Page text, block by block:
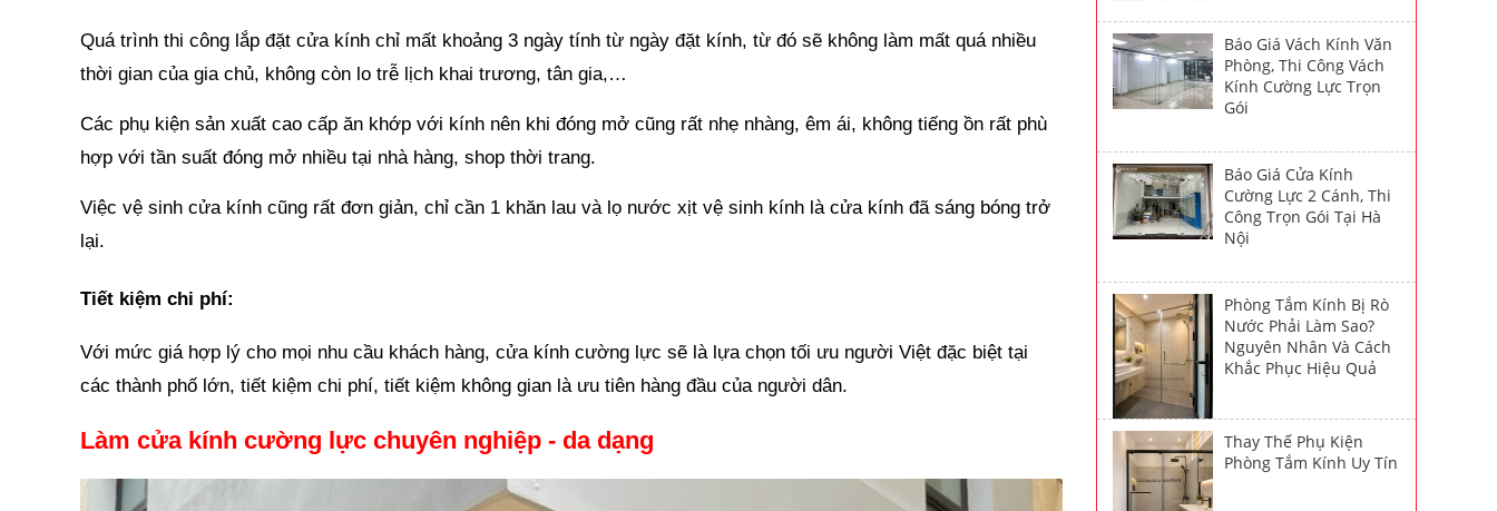
Quá trình thi công lắp đặt cửa kính chỉ mất khoảng 3 ngày tính từ ngày đặt kính, từ đó sẽ không làm mất quá nhiều
thời gian của gia chủ, không còn lo trễ lịch khai trương, tân gia,…
Các phụ kiện sản xuất cao cấp ăn khớp với kính nên khi đóng mở cũng rất nhẹ nhàng, êm ái, không tiếng ồn rất phù
hợp với tần suất đóng mở nhiều tại nhà hàng, shop thời trang.
Việc vệ sinh cửa kính cũng rất đơn giản, chỉ cần 1 khăn lau và lọ nước xịt vệ sinh kính là cửa kính đã sáng bóng trở
lại.
Tiết kiệm chi phí:
Với mức giá hợp lý cho mọi nhu cầu khách hàng, cửa kính cường lực sẽ là lựa chọn tối ưu người Việt đặc biệt tại
các thành phố lớn, tiết kiệm chi phí, tiết kiệm không gian là ưu tiên hàng đầu của người dân.
Làm cửa kính cường lực chuyên nghiệp - da dạng
Báo Giá Vách Kính Văn
Phòng, Thi Công Vách
Kính Cường Lực Trọn
Gói
Báo Giá Cửa Kính
Cường Lực 2 Cánh, Thi
Công Trọn Gói Tại Hà
Nội
Phòng Tắm Kính Bị Rò
Nước Phải Làm Sao?
Nguyên Nhân Và Cách
Khắc Phục Hiệu Quả
Thay Thế Phụ Kiện
Phòng Tắm Kính Uy Tín